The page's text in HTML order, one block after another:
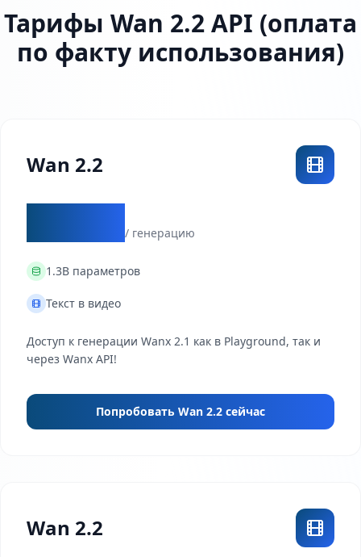
Тарифы Wan 2.2 API (оплата
по факту использования)
Wan 2.2
/ генерацию
1.3B параметров
Текст в видео
Доступ к генерации Wanx 2.1 как в Playground, так и
через Wanx API!
Попробовать Wan 2.2 сейчас
Wan 2.2